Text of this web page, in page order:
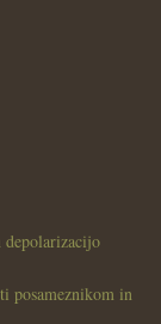
posameznikom in